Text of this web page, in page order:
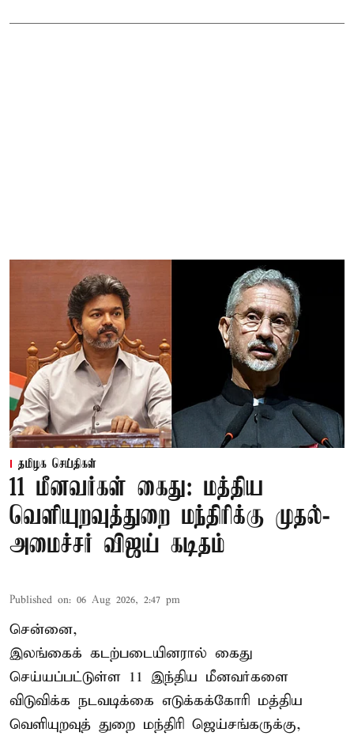
தமிழக செய்திகள்
11 மீனவர்கள் கைது: மத்திய
வெளியுறவுத்துறை மந்திரிக்கு முதல்-
அமைச்சர் விஜய் கடிதம்
Published on: 06 Aug 2026, 2:47 pm
சென்னை,
இலங்கைக் கடற்படையினரால் கைது
செய்யப்பட்டுள்ள 11 இந்திய மீனவர்களை
விடுவிக்க நடவடிக்கை எடுக்கக்கோரி மத்திய
வெளியுறவுத் துறை மந்திரி ஜெய்சங்கருக்கு,